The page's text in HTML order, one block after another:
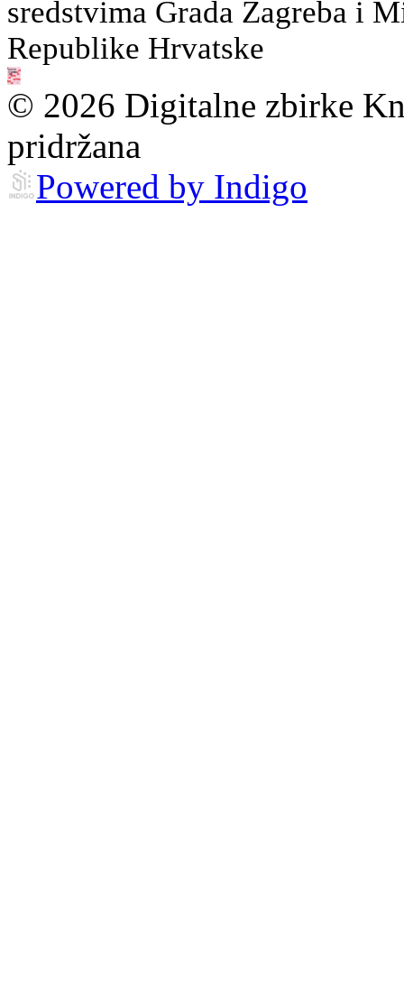
sredstvima Grada Zagreba i
Republike Hrvatske
© 2026 Digitalne zbirke
pridržana
Powered by Indigo